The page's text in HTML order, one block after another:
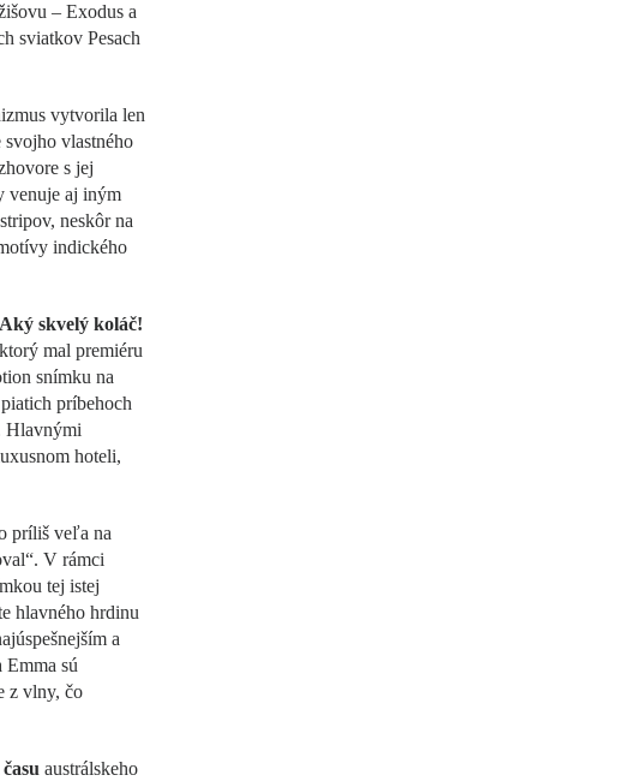
– Exodus a
sviatkov Pesach
vytvorila len
vlastného
s jej
venuje aj iným
neskôr na
indického
Aký skvelý koláč!
mal premiéru
snímku na
príbehoch
Hlavnými
hoteli,
príliš veľa na
V rámci
tej istej
hlavného hrdinu
a
sú
z vlny, čo
austrálskeho